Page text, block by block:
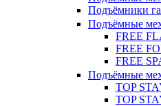
Подъёмники
Подъёмные
FREE
FREE
FREE
Подъёмные
TOP
TOP